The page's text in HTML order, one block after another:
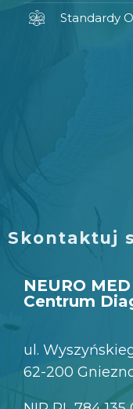
Standardy
Skontaktuj
NEURO MED
Centrum
ul.
62-200